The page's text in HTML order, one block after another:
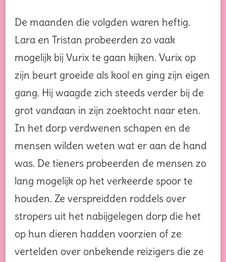
De maanden die volgden waren heftig.
Lara en Tristan probeerden zo vaak
mogelijk bij Vurix te gaan kijken. Vurix op
zijn beurt groeide als kool en ging zijn eigen
gang. Hij waagde zich steeds verder bij de
grot vandaan in zijn zoektocht naar eten.
In het dorp verdwenen schapen en de
mensen wilden weten wat er aan de hand
was. De tieners probeerden de mensen zo
lang mogelijk op het verkeerde spoor te
houden. Ze verspreidden roddels over
stropers uit het nabijgelegen dorp die het
op hun dieren hadden voorzien of ze
vertelden over onbekende reizigers die ze